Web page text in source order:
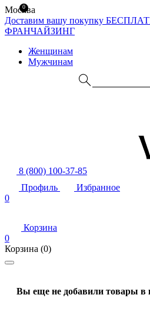
Москва
Доставим вашу покупку
ФРАНЧАЙЗИНГ
Женщинам
Мужчинам
8 (800) 100-37-85
Профиль
Избранное
0
Корзина
0
Корзина (0)
Вы еще не добавили товары в
0